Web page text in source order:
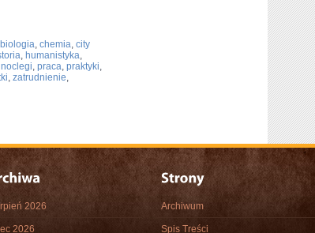
biologia, chemia, city
, humanistyka,
noclegi, praca, praktyki,
, zatrudnienie,
2026
2026
Archiwum
Spis Treści